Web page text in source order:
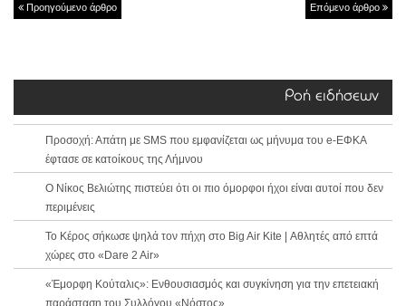
Προηγούμενο άρθρο Επόμενο άρθρο
Ροή ειδήσεων
Προσοχή: Απάτη με SMS που εμφανίζεται ως μήνυμα του e-ΕΦΚΑ
έφτασε σε κατοίκους της Λήμνου
Ο Νίκος Βελιώτης πιστεύει ότι οι πιο όμορφοι ήχοι είναι αυτοί που δεν
περιμένεις
Το Κέρος σήκωσε ψηλά τον πήχη στο Big Air Kite | Αθλητές από επτά
χώρες στο «Dare 2 Air»
«Έμορφη Κούταλις»: Ενθουσιασμός και συγκίνηση για την επετειακή
παράσταση του Συλλόγου «Νόστος»